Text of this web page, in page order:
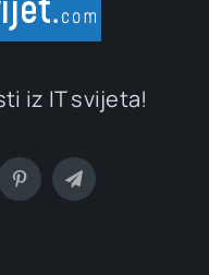
iz IT svijeta!